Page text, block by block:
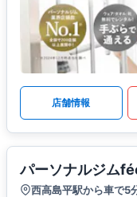
店舗情報
パーソナルジム
西高島平駅から車で5